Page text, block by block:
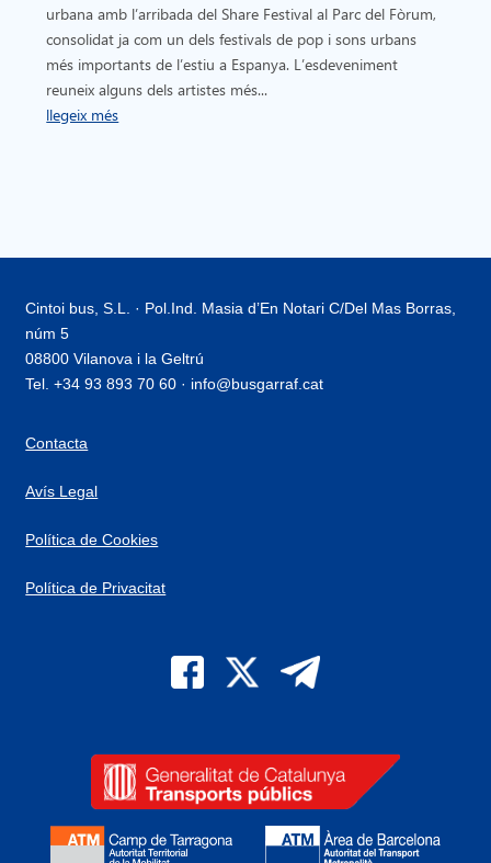
urbana amb l’arribada del Share Festival al Parc del Fòrum,
consolidat ja com un dels festivals de pop i sons urbans
més importants de l’estiu a Espanya. L’esdeveniment
reuneix alguns dels artistes més...
llegeix més
Cintoi bus, S.L. · Pol.Ind. Masia d’En Notari C/Del Mas Borras,
núm 5
08800 Vilanova i la Geltrú
Tel. +34 93 893 70 60 · info@busgarraf.cat
Contacta
Avís Legal
Política de Cookies
Política de Privacitat